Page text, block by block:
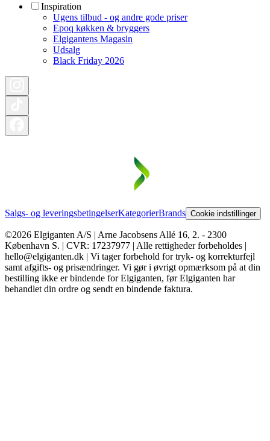
Inspiration
Ugens tilbud - og andre gode priser
Epoq køkken & bryggers
Elgigantens Magasin
Udsalg
Black Friday 2026
Salgs- og leveringsbetingelserKategorierBrands Cookie indstillinger
©2026 Elgiganten A/S | Arne Jacobsens Allé 16, 2. - 2300
København S. | CVR: 17237977 | Alle rettigheder forbeholdes |
hello@elgiganten.dk | Vi tager forbehold for tryk- og korrekturfejl
samt afgifts- og prisændringer. Vi gør i øvrigt opmærksom på at din
bestilling ikke er bindende for Elgiganten, før Elgiganten har
behandlet din ordre og sendt en bindende faktura.